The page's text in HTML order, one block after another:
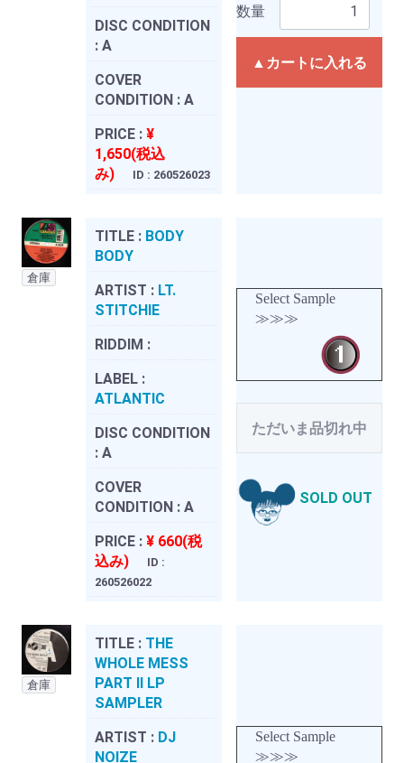
DISC CONDITION
: A
COVER
CONDITION : A
PRICE : ¥
1,650(税込
み)
ID : 260526023
数量
▲カートに入れる
倉庫
TITLE : BODY
BODY
ARTIST : LT.
STITCHIE
RIDDIM :
LABEL :
ATLANTIC
DISC CONDITION
: A
COVER
CONDITION : A
PRICE : ¥ 660(税
込み)
ID :
260526022
Select Sample
≫≫≫
ただいま品切れ中
SOLD OUT
倉庫
TITLE : THE
WHOLE MESS
PART II LP
SAMPLER
ARTIST : DJ
NOIZE
Select Sample
≫≫≫